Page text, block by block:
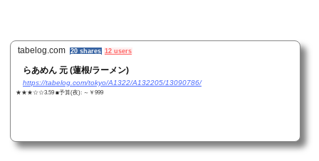
tabelog.com 20 shares 12 users
らあめん 元 (蓮根/ラーメン)
https://tabelog.com/tokyo/A1322/A132205/13090786/
★★★☆☆3.59 ■予算(夜): ～￥999